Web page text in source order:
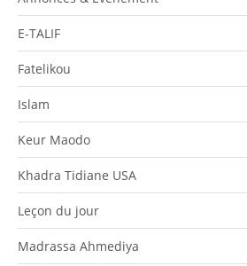
E-TALIF
Fatelikou
Islam
Keur Maodo
Khadra Tidiane USA
Leçon du jour
Madrassa Ahmediya